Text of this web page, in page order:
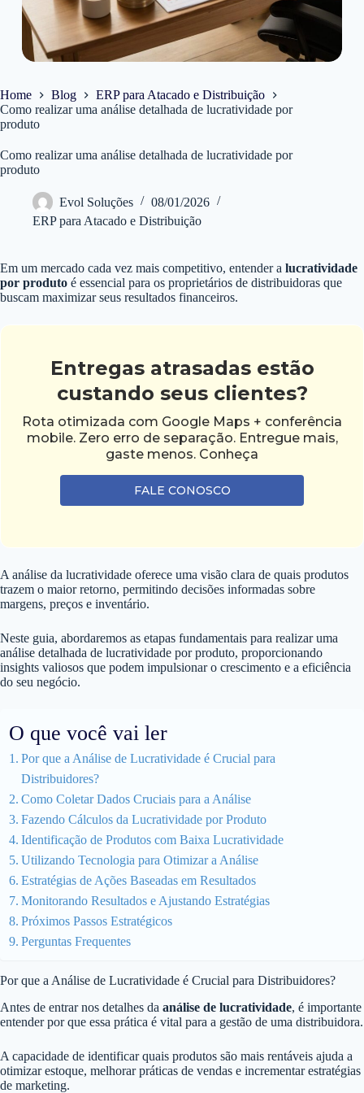
Home Blog
ERP para Atacado e Distribuição
Como realizar uma análise detalhada de lucratividade por
produto
Como realizar uma análise detalhada de lucratividade por
produto
Evol Soluções
08/01/2026
ERP para Atacado e Distribuição
Em um mercado cada vez mais competitivo, entender a lucratividade
por produto é essencial para os proprietários de distribuidoras que
buscam maximizar seus resultados financeiros.
Entregas atrasadas estão
custando seus clientes?
Rota otimizada com Google Maps + conferência
mobile. Zero erro de separação. Entregue mais,
gaste menos. Conheça
FALE CONOSCO
A análise da lucratividade oferece uma visão clara de quais produtos
trazem o maior retorno, permitindo decisões informadas sobre
margens, preços e inventário.
Neste guia, abordaremos as etapas fundamentais para realizar uma
análise detalhada de lucratividade por produto, proporcionando
insights valiosos que podem impulsionar o crescimento e a eficiência
do seu negócio.
O que você vai ler
Por que a Análise de Lucratividade é Crucial para
Distribuidores?
Como Coletar Dados Cruciais para a Análise
Fazendo Cálculos da Lucratividade por Produto
Identificação de Produtos com Baixa Lucratividade
Utilizando Tecnologia para Otimizar a Análise
Estratégias de Ações Baseadas em Resultados
Monitorando Resultados e Ajustando Estratégias
Próximos Passos Estratégicos
Perguntas Frequentes
Por que a Análise de Lucratividade é Crucial para Distribuidores?
Antes de entrar nos detalhes da análise de lucratividade, é importante
entender por que essa prática é vital para a gestão de uma distribuidora.
A capacidade de identificar quais produtos são mais rentáveis ajuda a
otimizar estoque, melhorar práticas de vendas e incrementar estratégias
de marketing.